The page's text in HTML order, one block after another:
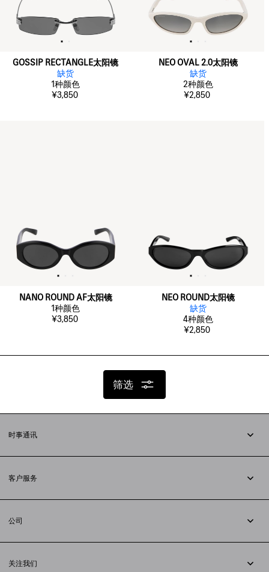
GOSSIP RECTANGLE太阳镜
缺货
1种颜色
¥3,850
NEO OVAL 2.0太阳镜
缺货
2种颜色
¥2,850
NANO ROUND AF太阳镜
1种颜色
¥3,850
NEO ROUND太阳镜
缺货
4种颜色
¥2,850
筛选
时事通讯
客户服务
配送方式
支付
常见问题解答
公司
关注我们